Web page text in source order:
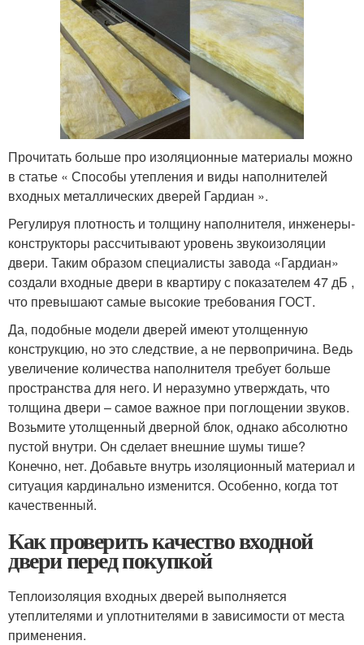
Прочитать больше про изоляционные материалы можно
в статье « Способы утепления и виды наполнителей
входных металлических дверей Гардиан ».
Регулируя плотность и толщину наполнителя, инженеры-
конструкторы рассчитывают уровень звукоизоляции
двери. Таким образом специалисты завода «Гардиан»
создали входные двери в квартиру с показателем 47 дБ ,
что превышают самые высокие требования ГОСТ.
Да, подобные модели дверей имеют утолщенную
конструкцию, но это следствие, а не первопричина. Ведь
увеличение количества наполнителя требует больше
пространства для него. И неразумно утверждать, что
толщина двери – самое важное при поглощении звуков.
Возьмите утолщенный дверной блок, однако абсолютно
пустой внутри. Он сделает внешние шумы тише?
Конечно, нет. Добавьте внутрь изоляционный материал и
ситуация кардинально изменится. Особенно, когда тот
качественный.
Как проверить качество входной
двери перед покупкой
Теплоизоляция входных дверей выполняется
утеплителями и уплотнителями в зависимости от места
применения.